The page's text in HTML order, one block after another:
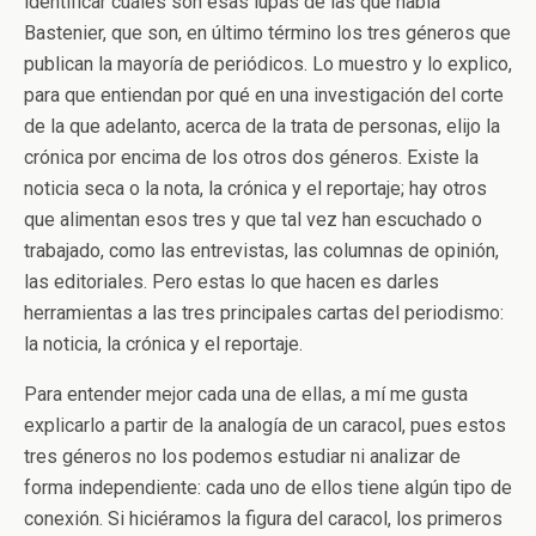
Bastenier, que son, en último término los tres géneros que
publican la mayoría de periódicos. Lo muestro y lo explico,
para que entiendan por qué en una investigación del corte
de la que adelanto, acerca de la trata de personas, elijo la
crónica por encima de los otros dos géneros. Existe la
noticia seca o la nota, la crónica y el reportaje; hay otros
que alimentan esos tres y que tal vez han escuchado o
trabajado, como las entrevistas, las columnas de opinión,
las editoriales. Pero estas lo que hacen es darles
herramientas a las tres principales cartas del periodismo:
la noticia, la crónica y el reportaje.
Para entender mejor cada una de ellas, a mí me gusta
explicarlo a partir de la analogía de un caracol, pues estos
tres géneros no los podemos estudiar ni analizar de
forma independiente: cada uno de ellos tiene algún tipo de
conexión. Si hiciéramos la figura del caracol, los primeros